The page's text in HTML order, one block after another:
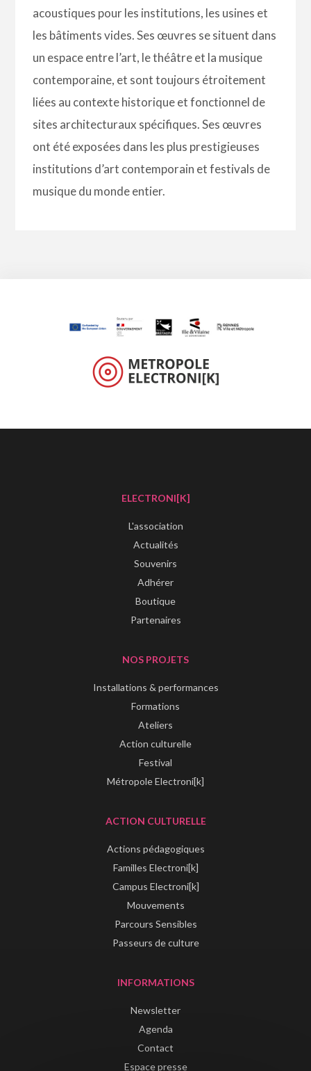
acoustiques pour les institutions, les usines et
les bâtiments vides. Ses œuvres se situent dans
un espace entre l’art, le théâtre et la musique
contemporaine, et sont toujours étroitement
liées au contexte historique et fonctionnel de
sites architecturaux spécifiques. Ses œuvres
ont été exposées dans les plus prestigieuses
institutions d’art contemporain et festivals de
musique du monde entier.
ELECTRONI[K]
L'association
Actualités
Souvenirs
Adhérer
Boutique
Partenaires
NOS PROJETS
Installations & performances
Formations
Ateliers
Action culturelle
Festival
Métropole Electroni[k]
ACTION CULTURELLE
Actions pédagogiques
Familles Electroni[k]
Campus Electroni[k]
Mouvements
Parcours Sensibles
Passeurs de culture
INFORMATIONS
Newsletter
Agenda
Contact
Espace presse